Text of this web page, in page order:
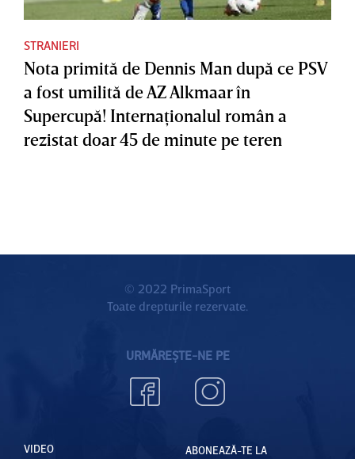
STRANIERI
Nota primită de Dennis Man după ce PSV
a fost umilită de AZ Alkmaar în
Supercupă! Internaţionalul român a
rezistat doar 45 de minute pe teren
© 2022 PrimaSport
Toate drepturile rezervate.
URMĂREȘTE-NE PE
VIDEO
ABONEAZĂ-TE LA